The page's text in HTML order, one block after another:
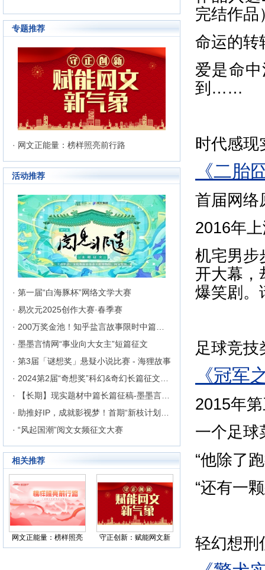
部，
6000
创文
的这种不落窠臼的行事作风也在行
和两万余名签约作者在这个平台上
日更不辍，为广大网络文学爱好者
献上了一部又一部可以堪称经典的
网络文学著作。其中得以出版作品
的作者达到3000人，每天有近1万
新用户注册、750部新作品诞生，
两本新书被成功代理出版，上百部
作品签约影视，过万部作品引入手
机分销渠道，其口碑卓著的良心服
立起极高声望。 历经十二年的风
雨，晋江文学城已经从一个简单的
文学爱好者的集散地快速且稳健地
成长为行业内的翘楚，为1300万
来自不同地区和国家的注册用户突
破地区、种族、语言和国家的障碍
聚集在这里的网络文学同好们构建
起创作交流与沟通的平台。
统、
准的
240
文、
记等
务，
有长
万
专题推荐
· 网文正能量：榜样照亮前行路
活动推荐
· 第一届“白海豚杯”网络文学大赛
· 易次元2025创作大赛·春季赛
· 墨墨言情网“事业向大女主”短篇征文
· 第3届「谜想奖」悬疑小说比赛 - 海狸故事
· “风起国潮”阅文女频征文大赛
相关推荐
网文正能量：榜样照亮
前行路
守正创新：赋能网文新
气象
完结作品
命运的
爱是命
到……
时代感现
《二胎
首届网络
2016年
机宅男步
开大幕，
爆笑剧
足球竞技
《冠军
2015年
一个足球
“他除了
“还有一
轻幻想刑